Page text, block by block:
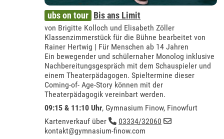
ubs on tour Bis ans Limit
von Brigitte Kolloch und Elisabeth Zöller
Klassenzimmerstück für die Bühne bearbeitet von
Rainer Hertwig | Für Menschen ab 14 Jahren
Ein bewegender und schülernaher Monolog inklusive
Nachbereitungsgespräch mit dem Schauspieler und
einem Theaterpädagogen. Spieltermine dieser
Coming-of- Age-Story können mit der
Theaterpädagogik vereinbart werden.
09:15 & 11:10 Uhr, Gymnasium Finow, Finowfurt
Kartenverkauf über
03334/32060
kontakt@gymnasium-finow.com